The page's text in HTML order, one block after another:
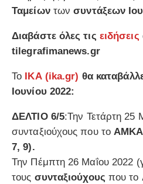
Ταμείωντωνσυντάξεων
Διαβάστε όλες τις ειδήσεις
tilegrafimanews.gr
Το ΙΚΑ (ika.gr) θα
Ιουνίου 2022:
ΔΕΛΤΙΟ 6/5:Την Τετάρτη 25
συνταξιούχους που τοΑΜΚΑ
7, 9).
Την Πέμπτη 26 Μαΐου 2022
τους συνταξιούχους που το